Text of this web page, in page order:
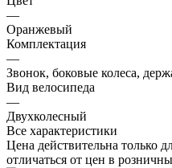
—
Оранжевый
Комплектация
—
Звонок, боковые колеса,
Вид велосипеда
—
Двухколесный
Все характеристики
Цена действительна только
отличаться от цен в